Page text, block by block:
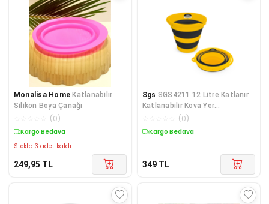
Monalisa Home Katlanabilir
Silikon Boya Çanağı
(0)
Kargo Bedava
Stokta 3 adet kaldı.
249,95 TL
Sgs SGS4211 12 Litre Katlanır
Katlanabilir Kova Yer
Kaplamayan Akordi
(0)
Kargo Bedava
349 TL